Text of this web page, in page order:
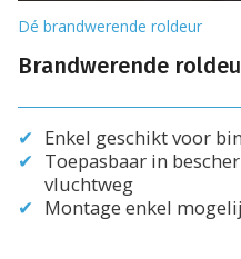
Brandwerende
Dé brandwerende roldeur
Enkel geschikt voor
Toepasbaar in
vluchtweg
Montage enkel